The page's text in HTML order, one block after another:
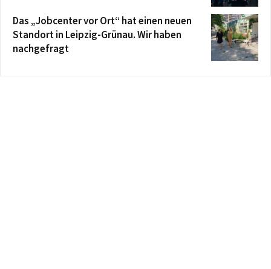
Das „Jobcenter vor Ort“ hat einen neuen
Standort in Leipzig-Grünau. Wir haben
nachgefragt